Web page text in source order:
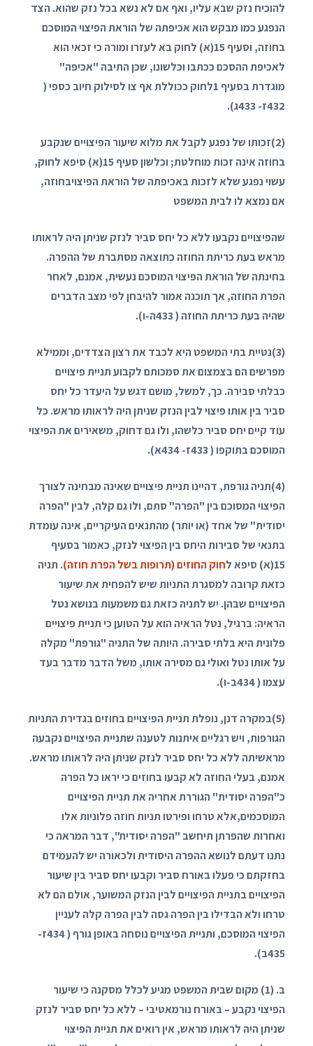
להוכיח נזק שבא עליו, ואף אם לא נשא בכל נזק שהוא. הצד
הנפגע כמו מבקש הוא אכיפתה של הוראת הפיצוי המוסכם
בחוזה, וסעיף15(א) לחוק בא לעזרו ומורה כי זכאי הוא
לאכיפת ההסכם ככתבו וכלשונו, שכן התיבה "אכיפה"
מוגדרת בסעיף 1לחוק ככוללת אף צו לסילוק חיוב כספי (
432ז- ג).
(
2)זכותו של נפגע לקבל את מלוא שיעור הפיצויים שנקבע
בחוזה אינה זכות מוחלטת; וכלשון סעיף15(א) סיפא לחוק,
עשוי נפגע שלא לזכות באכיפתה של הוראת הפיצויבחוזה,
אם נמצא לו לבית המשפט
שהפיצויים נקבעו ללא כל יחס סביר לנזק שניתן היה לראותו
מראש בעת כריתת החוזה כתוצאה מסתברת של ההפרה.
בחינתה של הוראת הפיצוי המוסכם נעשית, אמנם, לאחר
הפרת החוזה, אך תוכנה אמור להיבחן לפי מצב הדברים
שהיה בעת כריתת החוזה (
ה-ו).
(
3)נטיית בתי המשפט היא לכבד את רצון הצדדים, וממילא
מפרשים הם בצמצום את סמכותם לקבוע תניית פיצויים
כבלתי סבירה. כך, למשל, מושם דגש על היעדר כל יחס
סביר בין אותו פיצוי לבין הנזק שניתן היה לראותו מראש. כל
עוד קיים יחס סביר כלשהו, ולו גם דחוק, משאירים את הפיצוי
המוסכם בתוקפו (
ז- א).
(
4)תניה גורפת, דהיינו תניית פיצויים שאינה מבחינה לצורך
הפיצוי המסוכם בין "הפרה" סתם, ולו גם קלה, לבין "הפרה
יסודית" של אחד (או יותר) מהתנאים העיקריים, אינה עומדת
בתנאי של סבירות היחס בין הפיצוי לנזק, כאמור בסעיף
15(א) סיפא לחוק החוזים (תרופות בשל הפרת חוזה). תניה
כזאת קרובה למסגרת התניות שיש להפחית את שיעור
הפיצויים שבהן. יש לתניה כזאת גם משמעות בנושא נטל
הראיה: ברגיל, נטל הראיה הוא על הטוען כי תניית פיצויים
פלונית היא בלתי סבירה. היותה של התניה "גורפת" מקלה
על אותו נטל ואולי גם מסירה אותו, משל הדבר מדבר בעד
עצמו (
ב-ו).
(
5)במקרה דנן, נופלת תניית הפיצויים בחוזים בגדירת התניות
הגורפות, ויש רגליים איתנות לטענה שתניית הפיצויים נקבעה
מראשיתה ללא כל יחס סביר לנזק שניתן היה לראותו מראש.
אמנם, בעלי החוזה לא קבעו בחוזים כי יראו כל הפרה
כ"הפרה יסודית" הגוררת אחריה את תניית הפיצויים
המוסכמים,אלא טרחו ופירטו תניות חוזה פלוניות אלו
ואחרות שהפרתן תיחשב "הפרה יסודית", דבר המראה כי
נתנו דעתם לנושא ההפרה היסודית ולכאורה יש להעמידם
בחזקתם כי פעלו באורח סביר וקבעו יחס סביר בין שיעור
הפיצויים בתניית הפיצויים לבין הנזק המשוער, אולם הם לא
טרחו ולא הבדילו בין הפרה גסה לבין הפרה קלה לעניין
הפיצוי המוסכם, ותניית הפיצויים נוסחה באופן גורף (
ז-
435ב).
ב. (1) מקום שבית המשפט מגיע לכלל מסקנה כי שיעור
הפיצוי נקבע – באורח נורמאטיבי – ללא כל יחס סביר לנזק
שניתן היה לראותו מראש, אין רואים את תניית הפיצוי